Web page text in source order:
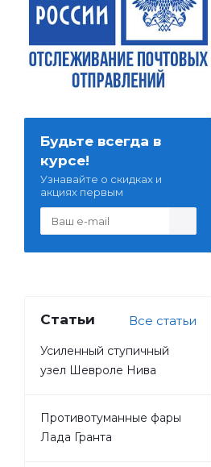
Будьте всегда в
курсе!
Узнавайте о скидках и
акциях первым
Статьи Все статьи
Усиленный ступичный
узел Шевроле Нива
Противотуманные фары
Лада Гранта